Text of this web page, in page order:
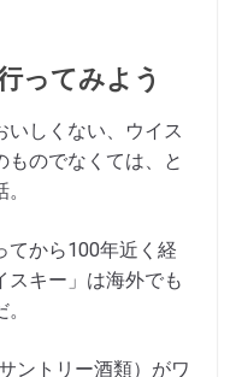
ってみよう
いしくない、ウイス
ものでなくては、と
てから100年近く経
スキー」は海外でも
ントリー酒類）がワ